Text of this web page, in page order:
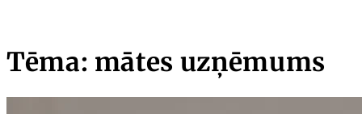
Tēma: mātes uzņēmums